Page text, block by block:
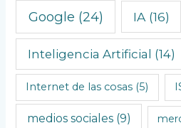
s
Google (24) IA(16)
Inteligencia Artificial (14)
Internet de las cosas (5)
medios sociales(9)